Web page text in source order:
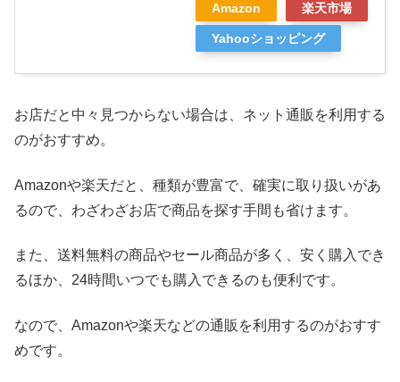
Amazon 楽天市場
Yahooショッピング
お店だと中々見つからない場合は、ネット通販を利用する
のがおすすめ。
Amazonや楽天だと、種類が豊富で、確実に取り扱いがあ
るので、わざわざお店で商品を探す手間も省けます。
また、送料無料の商品やセール商品が多く、安く購入でき
るほか、24時間いつでも購入できるのも便利です。
なので、Amazonや楽天などの通販を利用するのがおすす
めです。